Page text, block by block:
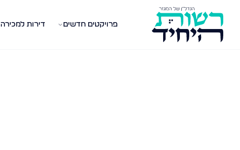
פרויקטים חדשים דירות למכירה